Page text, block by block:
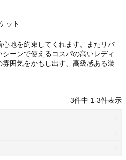
ット
地を約束してくれます。またリバ
ーンで使えるコスパの高いレディ
囲気をかもし出す、高級感ある装
3件中 1-3件表示